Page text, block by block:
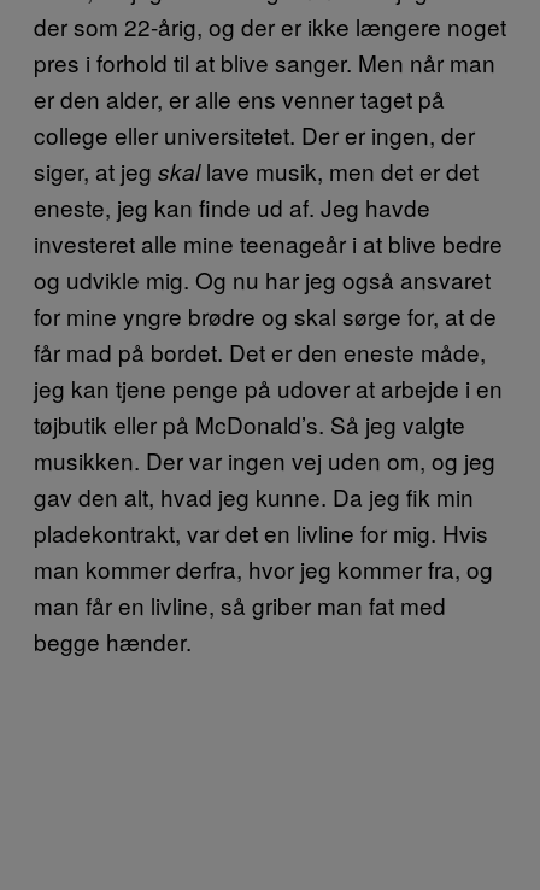
der som 22-årig, og der er ikke længere noget
pres i forhold til at blive sanger. Men når man
er den alder, er alle ens venner taget på
college eller universitetet. Der er ingen, der
siger, at jeg skallave musik, men det er det
eneste, jeg kan finde ud af. Jeg havde
investeret alle mine teenageår i at blive bedre
og udvikle mig. Og nu har jeg også ansvaret
for mine yngre brødre og skal sørge for, at de
får mad på bordet. Det er den eneste måde,
jeg kan tjene penge på udover at arbejde i en
tøjbutik eller på McDonald’s. Så jeg valgte
musikken. Der var ingen vej uden om, og jeg
gav den alt, hvad jeg kunne. Da jeg fik min
pladekontrakt, var det en livline for mig. Hvis
man kommer derfra, hvor jeg kommer fra, og
man får en livline, så griber man fat med
begge hænder.